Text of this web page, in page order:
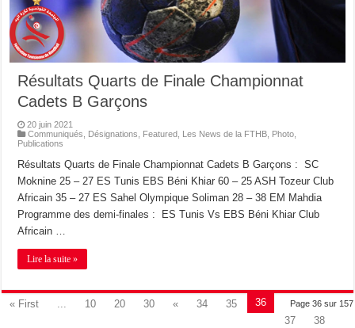
Résultats Quarts de Finale Championnat
Cadets B Garçons
20 juin 2021
Communiqués
Désignations Featured Les News de la FTHB Photo
Publications
Résultats Quarts de Finale Championnat Cadets B Garçons : SC
Moknine 25 – 27 ES Tunis EBS Béni Khiar 60 – 25 ASH Tozeur Club
Africain 35 – 27 ES Sahel Olympique Soliman 28 – 38 EM Mahdia
Programme des demi-finales : ES Tunis Vs EBS Béni Khiar Club
Africain …
Lire la suite »
Page 36 sur 157
« First ... 10 20 30 « 34 35
36
37
38